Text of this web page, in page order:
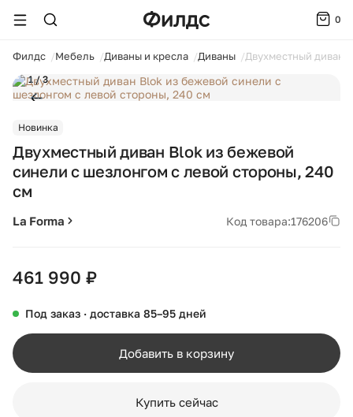
0
Филдс Мебель Диваны и кресла Диваны Двухместный диван
1 / 3
Новинка
Двухместный диван Blok из бежевой
синели с шезлонгом с левой стороны, 240
см
La Forma Код товара:176206
461 990 ₽
Под заказ · доставка 85–95 дней
Добавить в корзину
Купить сейчас